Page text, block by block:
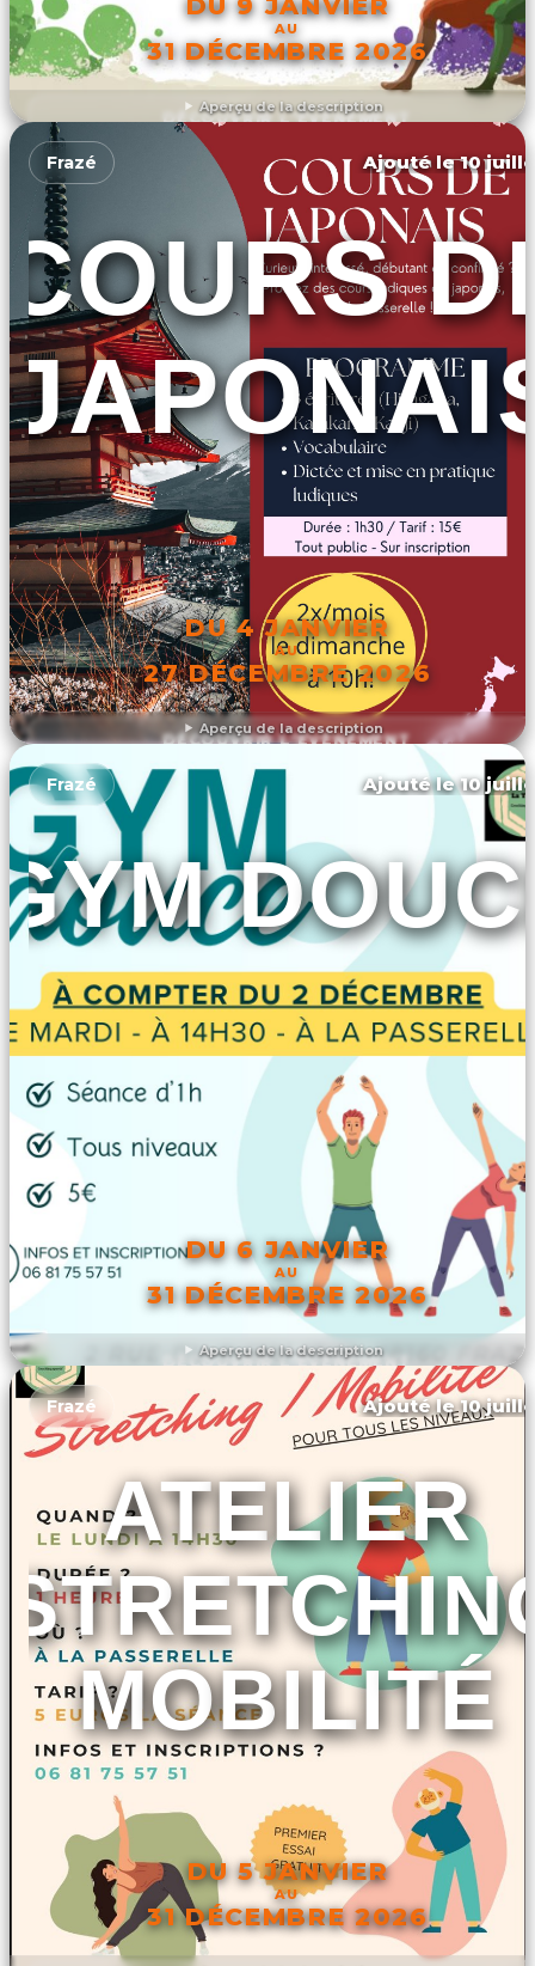
Aperçu de la description
AU
31 DÉCEMBRE 2026
DÉCOUVRIR L'ÉVÉNEMENT
Aperçu de la description
Frazé Ajouté le 10
DU 4 JANVIER
AU
27 DÉCEMBRE 2026
DÉCOUVRIR L'ÉVÉNEMENT
Aperçu de la description
Frazé Ajouté le 10
DU 6 JANVIER
AU
31 DÉCEMBRE 2026
DÉCOUVRIR L'ÉVÉNEMENT
Frazé Ajouté le 10
ATELIER
MOBILITÉ
DU 5 JANVIER
AU
31 DÉCEMBRE 2026